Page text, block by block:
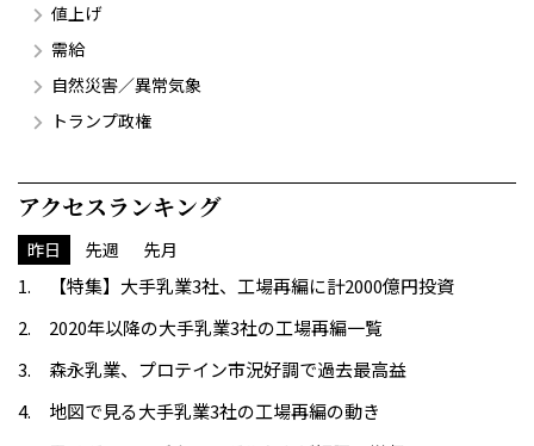
値上げ
需給
自然災害／異常気象
トランプ政権
アクセスランキング
昨日 先週 先月
【特集】大手乳業3社、工場再編に計2000億円投資
2020年以降の大手乳業3社の工場再編一覧
森永乳業、プロテイン市況好調で過去最高益
地図で見る大手乳業3社の工場再編の動き